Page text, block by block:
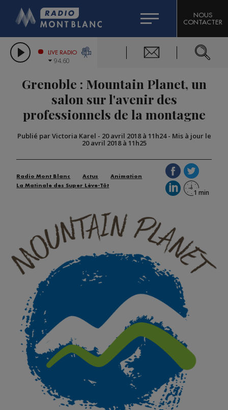
LES CHRONIQUES DE L'EXPERT
CITIZEN MACHINERY
GRAND MASSIF DOMAINES SKIABLES
BIGARD
COMPAGNIE DU MONT-BLANC
NOUS
CONTACTER
LIVE RADIO
94.60
Grenoble : Mountain Planet, un
salon sur l'avenir des
professionnels de la montagne
Publié par Victoria Karel - 20 avril 2018 à 11h24- Mis à jour le
20 avril 2018 à 11h25
Radio Mont Blanc Actus
Animation
La Matinale des Super Lève-Tôt